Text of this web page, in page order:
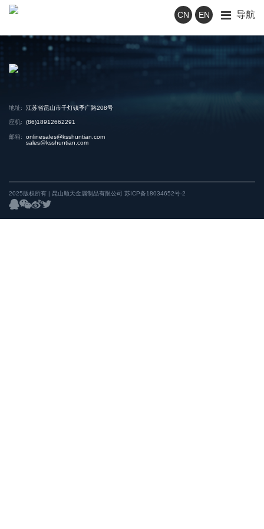
CN EN 导航
地址: 江苏省昆山市千灯镇季广路208号
座机: (86)18912662291
邮箱:
onlinesales@ksshuntian.com
sales@ksshuntian.com
2025版权所有 | 昆山顺天金属制品有限公司 苏ICP备18034652号-2